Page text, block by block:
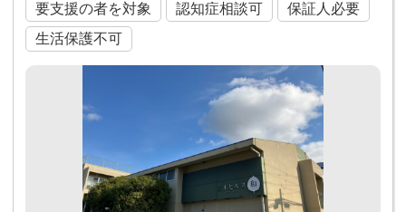
要支援の者を対象
認知症相談可
保証人必要
生活保護不可